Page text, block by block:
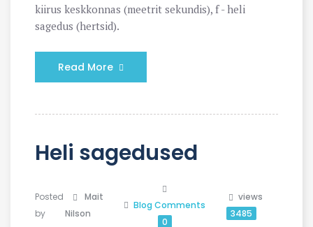
kiirus keskkonnas (meetrit sekundis), f - heli
sagedus (hertsid).
Read More
Heli sagedused
Posted
by
Mait
Nilson
Blog Comments
0
views
3485